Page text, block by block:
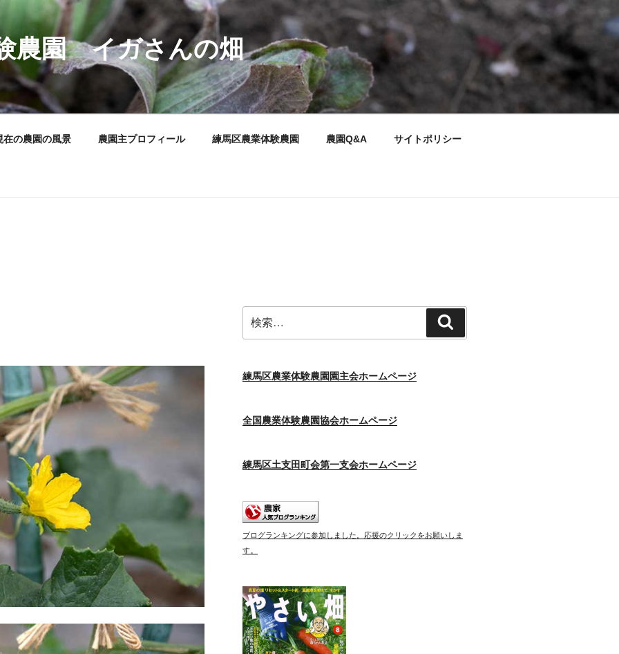
農園 イガさんの畑
在の農園の風景 農園主プロフィール 練馬区農業体験農園 農園Q&A サイトポリシー
索:
索
練馬区農業体験農園園主会ホームページ
全国農業体験農園協会ホームページ
練馬区土支田町会第一支会ホームページ
ブログランキングに参加しました。応援のクリックをお願いしま
す。